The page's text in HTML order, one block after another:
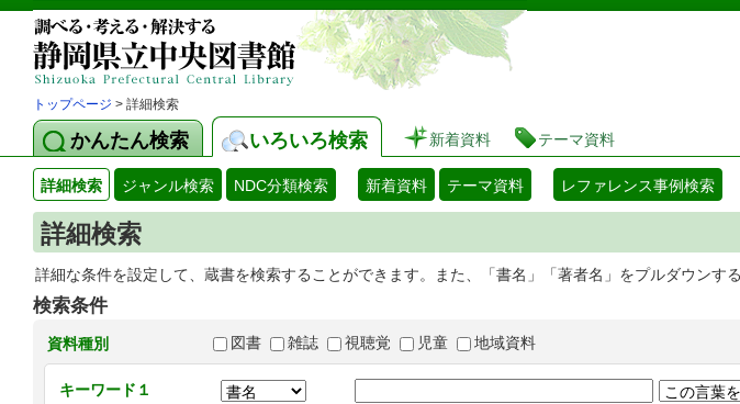
静岡県立図書館 蔵書検索・予
トップページ > 詳細検索
かんたん検索 いろいろ検索 新着資料 テーマ資料
詳細検索 ジャンル検索 NDC分類検索 新着資料 テーマ資料 レファレンス事例検索
詳細検索
詳細な条件を設定して、蔵書を検索することができます。また、「書名」「著者名」をプルダウンす
検索条件
資料種別 図書 雑誌 視聴覚 児童 地域資料
キーワード１